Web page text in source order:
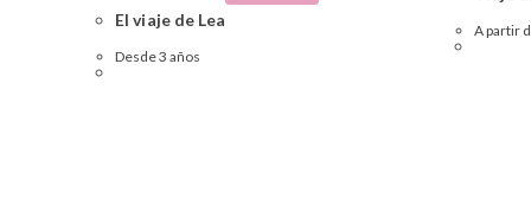
El viaje de Lea
Desde 3 años
A partir